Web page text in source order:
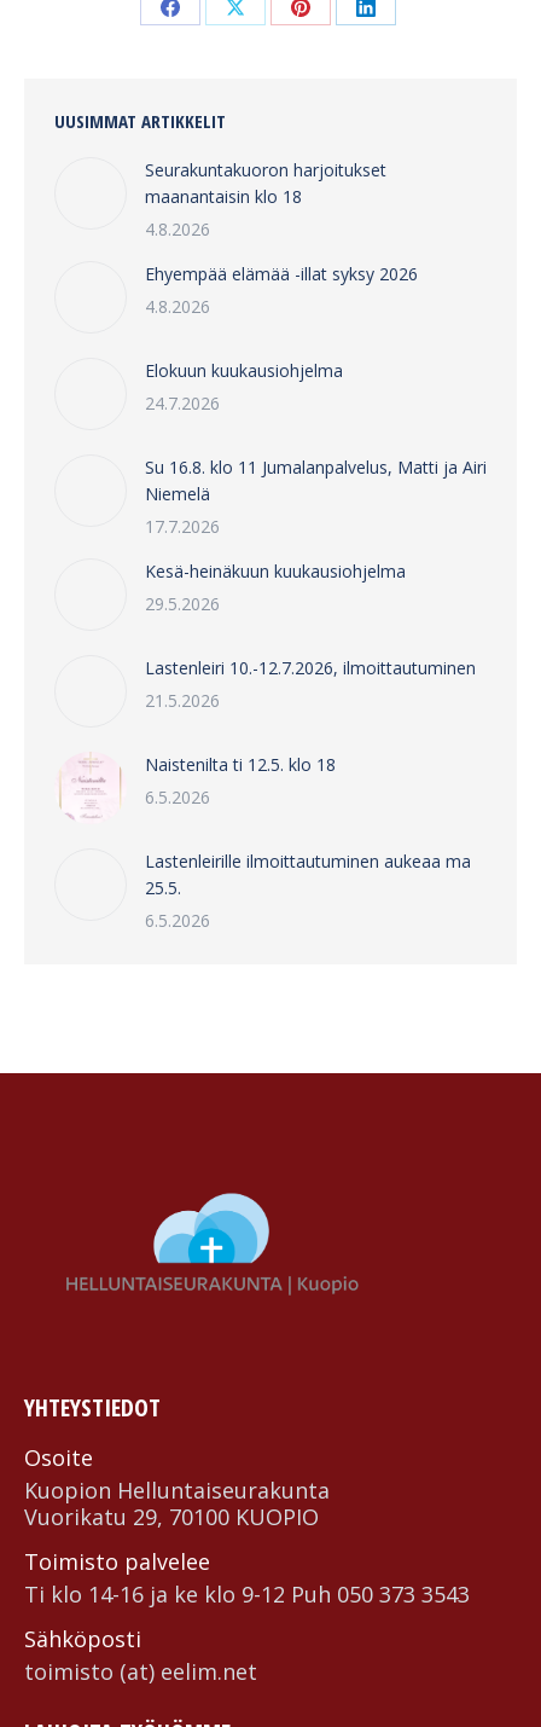
Share Share Share Share
UUSIMMAT ARTIKKELIT
Seurakuntakuoron harjoitukset
maanantaisin klo 18
4.8.2026
Ehyempää elämää -illat syksy 2026
4.8.2026
Elokuun kuukausiohjelma
24.7.2026
Su 16.8. klo 11 Jumalanpalvelus, Matti ja Airi
Niemelä
17.7.2026
Kesä-heinäkuun kuukausiohjelma
29.5.2026
Lastenleiri 10.-12.7.2026, ilmoittautuminen
21.5.2026
Naistenilta ti 12.5. klo 18
6.5.2026
Lastenleirille ilmoittautuminen aukeaa ma
25.5.
6.5.2026
YHTEYSTIEDOT
Osoite
Kuopion Helluntai­seurakunta
Vuorikatu 29, 70100 KUOPIO
Toimisto palvelee
Ti klo 14-16 ja ke klo 9-12 Puh 050 373 3543
Sähköposti
toimisto (at) eelim.net